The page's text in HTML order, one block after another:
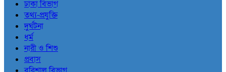
ঢাকা বিভাগ
তথ্য-প্রযুক্তি
দুর্ঘটনা
ধর্ম
নারী ও শিশু
প্রবাস